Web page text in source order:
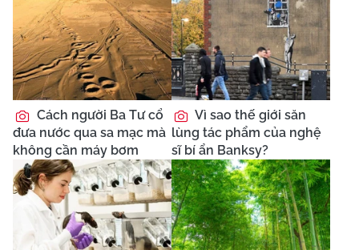
Cách người Ba Tư cổ
đưa nước qua sa mạc mà
không cần máy bơm
Vì sao thế giới săn
lùng tác phẩm của nghệ
sĩ bí ẩn Banksy?